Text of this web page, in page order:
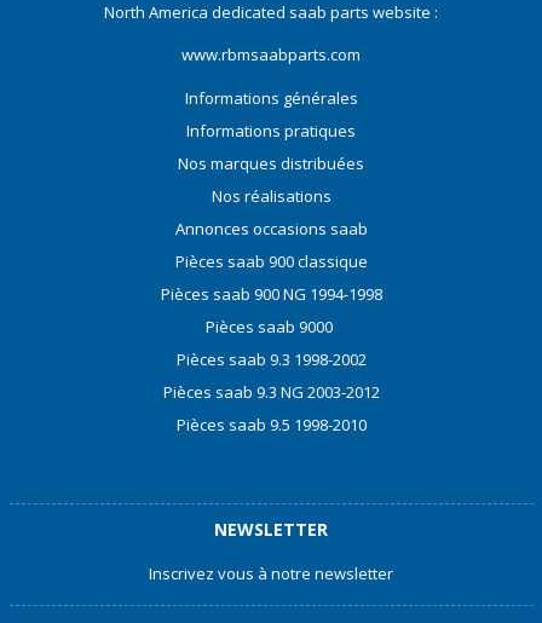
North America dedicated saab parts website :
www.rbmsaabparts.com
Informations générales
Informations pratiques
Nos marques distribuées
Nos réalisations
Annonces occasions saab
Pièces saab 900 classique
Pièces saab 900 NG 1994-1998
Pièces saab 9000
Pièces saab 9.3 1998-2002
Pièces saab 9.3 NG 2003-2012
Pièces saab 9.5 1998-2010
NEWSLETTER
Inscrivez vous à notre newsletter